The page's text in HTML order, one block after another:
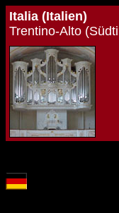
Italia (Italien)
Trentino-Alto